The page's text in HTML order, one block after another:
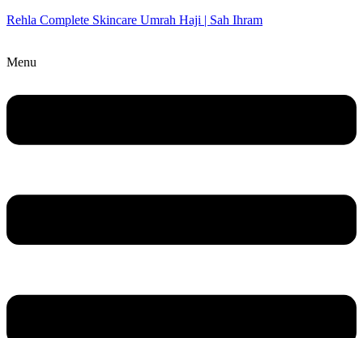
Rehla Complete Skincare Umrah Haji | Sah Ihram
Menu